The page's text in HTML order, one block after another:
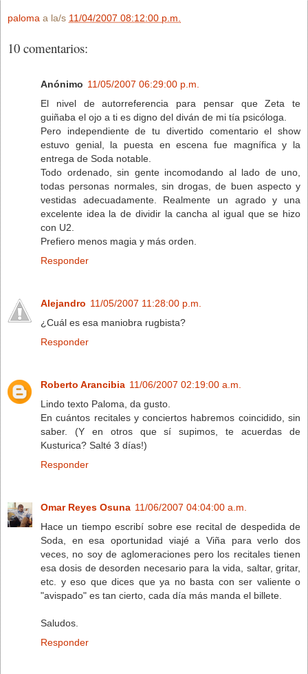
paloma a la/s 11/04/2007 08:12:00 p.m.
10 comentarios:
Anónimo 11/05/2007 06:29:00 p.m.
El nivel de autorreferencia para pensar que Zeta te
guiñaba el ojo a ti es digno del diván de mi tía psicóloga.
Pero independiente de tu divertido comentario el show
estuvo genial, la puesta en escena fue magnífica y la
entrega de Soda notable.
Todo ordenado, sin gente incomodando al lado de uno,
todas personas normales, sin drogas, de buen aspecto y
vestidas adecuadamente. Realmente un agrado y una
excelente idea la de dividir la cancha al igual que se hizo
con U2.
Prefiero menos magia y más orden.
Responder
Alejandro 11/05/2007 11:28:00 p.m.
¿Cuál es esa maniobra rugbista?
Responder
Roberto Arancibia 11/06/2007 02:19:00 a.m.
Lindo texto Paloma, da gusto.
En cuántos recitales y conciertos habremos coincidido, sin
saber. (Y en otros que sí supimos, te acuerdas de
Kusturica? Salté 3 días!)
Responder
Omar Reyes Osuna 11/06/2007 04:04:00 a.m.
Hace un tiempo escribí sobre ese recital de despedida de
Soda, en esa oportunidad viajé a Viña para verlo dos
veces, no soy de aglomeraciones pero los recitales tienen
esa dosis de desorden necesario para la vida, saltar, gritar,
etc. y eso que dices que ya no basta con ser valiente o
"avispado" es tan cierto, cada día más manda el billete.
Saludos.
Responder